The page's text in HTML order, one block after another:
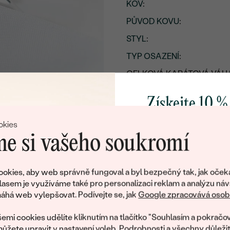
si vašeho soukromí
aby web správně fungoval a byl bezpečný tak, jak
je využíváme také pro personalizaci reklam a analýzu
web vylepšovat. Podívejte se, jakGoogle zpracovává
cookies udělíte kliknutím na tlačítko "Souhlasím a
KOV:
PŮVOD KOVU:
STYL:
TYP OSAZENÍ:
CELKOVÁ KARÁTOVÁ
RHODIUM:
Detaily o osazeném
DRUH:
POČET:
KARÁTOVÁ VÁHA
ROZMĚRY:
Získejte 10
poctivě vyráběných
Jako dárek na
zašleme slevový kód